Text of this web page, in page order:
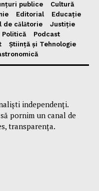
publice
Cultură
Editorial
Educație
de cǎlǎtorie
Justiție
Politică
Podcast
Știință și Tehnologie
independenți.
pornim un canal de
transparența.